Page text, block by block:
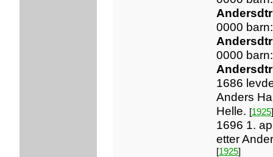
Andersdtr
0000
0000
Andersdtr
1686
Anders
Helle. [1925]
1696 1.
etter
[1925]